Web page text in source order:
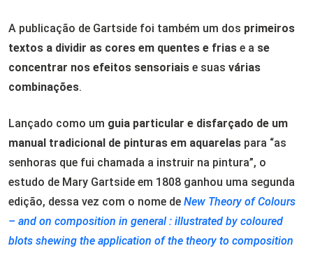
A publicação de Gartside foi também um dos primeiros
textos a dividir as cores em quentes e frias e a se
concentrar nos efeitos sensoriais e suas várias
combinações.
Lançado como um guia particular e disfarçado de um
manual tradicional de pinturas em aquarelas para “as
senhoras que fui chamada a instruir na pintura”, o
estudo de Mary Gartside em 1808 ganhou uma segunda
edição, dessa vez com o nome de New Theory of Colours
– and on composition in general : illustrated by coloured
blots shewing the application of the theory to composition